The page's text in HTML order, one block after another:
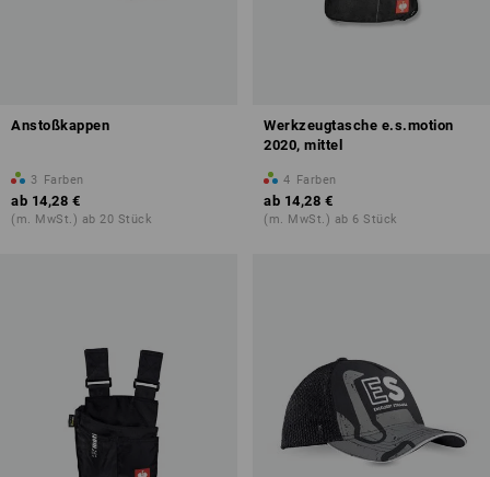
Anstoßkappen
3 Farben
ab 14,28 €
(m. MwSt.) ab 20 Stück
Werkzeugtasche e.s.motion
2020, mittel
4 Farben
ab 14,28 €
(m. MwSt.) ab 6 Stück